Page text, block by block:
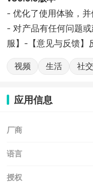
- 优化了使用体验，
- 对产品有任何问题
服】-【意见与反馈】
视频 生活 社交
应用信息
厂商
语言
授权